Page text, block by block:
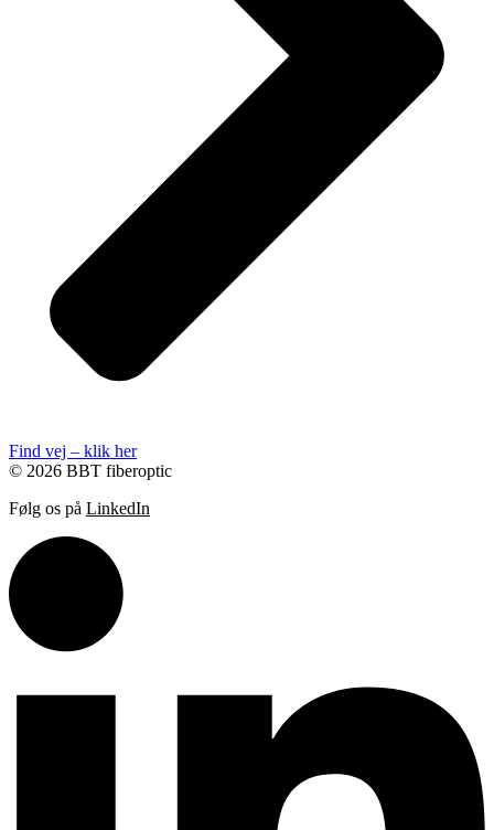
Find vej – klik her
© 2026 BBT fiberoptic
Følg os på LinkedIn